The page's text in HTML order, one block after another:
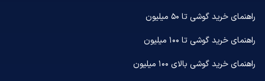
راهنمای خرید گوشی تا ۵۰ میلیون
راهنمای خرید گوشی تا ۱۰۰ میلیون
راهنمای خرید گوشی بالای ۱۰۰ میلیون